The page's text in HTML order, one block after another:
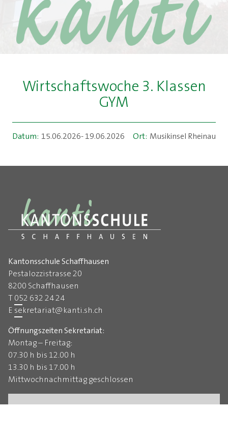
Wirtschaftswoche 3. Klassen
GYM
Datum: 15.06.2026- 19.06.2026 Ort: Musikinsel Rheinau
Kantonsschule Schaffhausen
Pestalozzistrasse 20
8200 Schaffhausen
T052 632 24 24
E sekretariat@kanti.sh.ch
Öffnungszeiten Sekretariat:
Montag – Freitag:
07.30 h bis 12.00 h
13.30 h bis 17.00 h
Mittwochnachmittag geschlossen